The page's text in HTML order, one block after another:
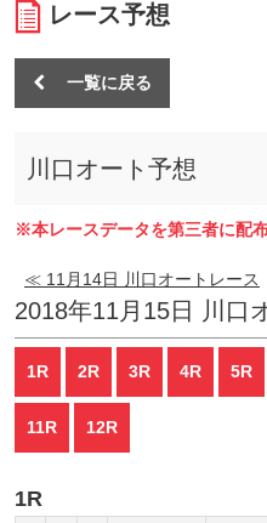
レース予想
一覧に戻る
川口オート予想
※本レースデータを第三者に配
≪ 11月14日 川口オートレース
2018年11月15日 川口
1R 2R 3R 4R 5R
11R 12R
1R